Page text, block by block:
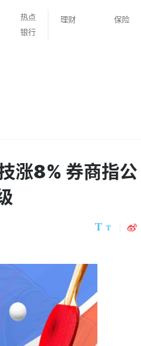
热点
银行
理财 保险
涨8% 券商指公